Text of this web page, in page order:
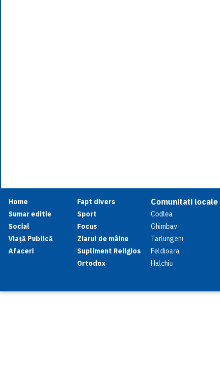
Home
Sumar editie
Social
Viață Publică
Afaceri
Fapt divers
Sport
Focus
Ziarul de mâine
Supliment Religios
Ortodox
Comunitati locale
Codlea
Ghimbav
Tarlungeni
Feldioara
Halchiu